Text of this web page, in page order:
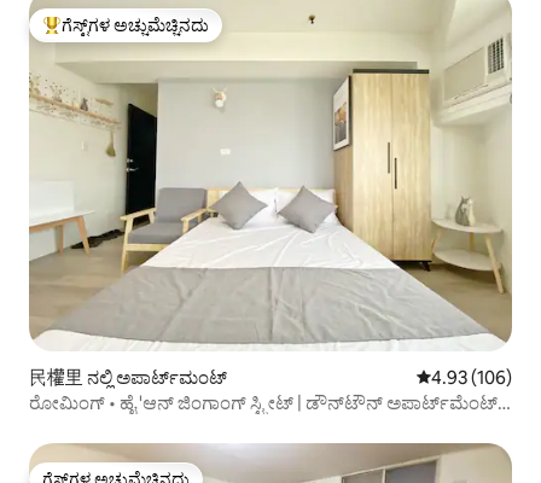
ಗೆಸ್ಟ್‌ಗಳಿಗೆ ಅತಿ ಹೆಚ್ಚು ಅಚ್ಚುಮೆಚ್ಚಿನದು
ಗೆಸ್ಟ್‌ಗಳ ಅಚ್ಚುಮೆಚ್ಚಿನದು
民權里 ನಲ್ಲಿ ಅಪಾರ್ಟ್‌ಮಂಟ್ 5 ರಲ್ಲಿ 4.93
4.93 (106)
ರೋಮಿಂಗ್ • ಹೈ 'ಆನ್ ಜಿಂಗಾಂಗ್ ಸ್ಟ್ರೀಟ್ | ಡೌನ್‌ಟೌನ್ ಅಪಾರ್ಟ್‌ಮೆಂಟ್